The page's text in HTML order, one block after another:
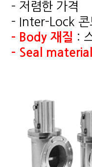
- 저렴한 가격
- Inter-Lock 콘
- Body 재질 :
- Seal material